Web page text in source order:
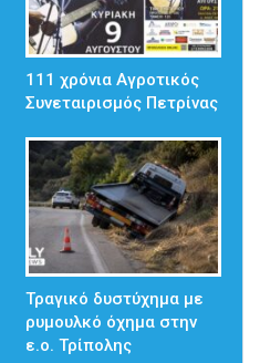
111 χρόνια Αγροτικός
Συνεταιρισμός Πετρίνας
Τραγικό δυστύχημα με
ρυμουλκό όχημα στην
ε.ο. Τρίπολης